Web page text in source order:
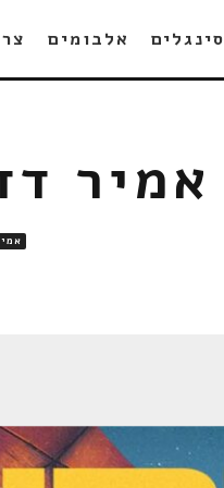
סינגלים אלבומים
אמיר